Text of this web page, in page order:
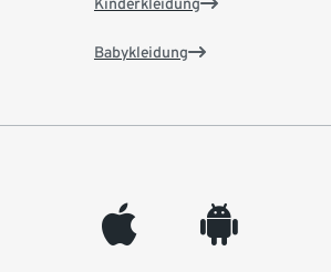
Babykleidung
appleinc android